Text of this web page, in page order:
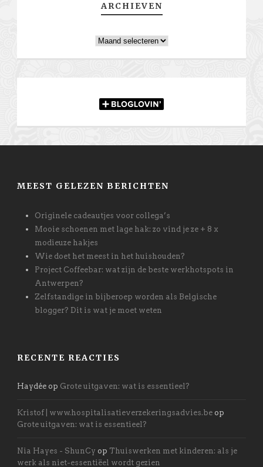
ARCHIEVEN
Archieven
MEEST GELEZEN BERICHTEN
Originele cadeautjes voor collega’s
Mooie schoenen met lage hak: zo vind je ze + 8 x
modieuze hakjes
Wie doet het meest in het huishouden?
Project Coffeebar: wat zijn de beste werkhotspots in
Antwerpen?
Zelfstandige in bijberoep worden als Belgische
blogger? Dit is wat je moet weten
RECENTE REACTIES
Haydée op Grote uitgaven: wat is essentieel?
Kristof | www.hospitalisatieverzekeringsadvies.be op
Grote uitgaven: wat is essentieel?
Nia Hayes - ShunCy op Thuiswerken met kinderen: als je
werk als niet-essentiëel wordt gezien